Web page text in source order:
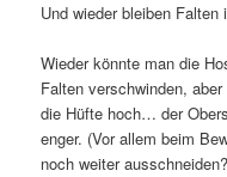
Und wieder bleiben
Wieder könnte man die
Falten verschwinden,
die Hüfte hoch… der
enger. (Vor allem beim
noch weiter ausschneiden?